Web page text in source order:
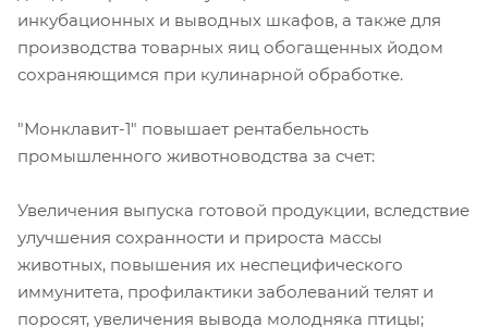
инкубационных и выводных шкафов, а также для
производства товарных яиц обогащенных йодом
сохраняющимся при кулинарной обработке.
"Монклавит-1" повышает рентабельность
промышленного животноводства за счет:
Увеличения выпуска готовой продукции, вследствие
улучшения сохранности и прироста массы
животных, повышения их неспецифического
иммунитета, профилактики заболеваний телят и
поросят, увеличения вывода молодняка птицы;